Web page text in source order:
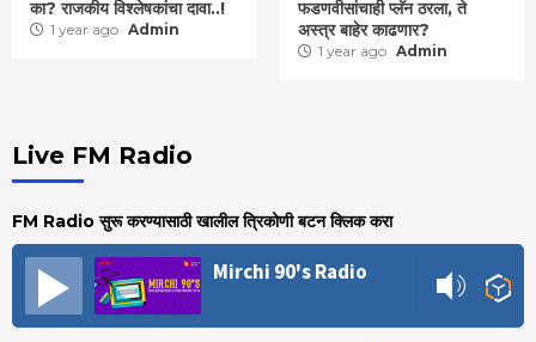
का? राजकीय विश्लेषकांचा दावा..!
1 year ago Admin
फडणवीसांचाही प्लॅन ठरला, ते
अस्त्र बाहेर काढणार?
1 year ago Admin
Live FM Radio
FM Radio सुरू करण्यासाठी खालील त्रिकोणी बटन क्लिक करा
Mirchi 90's Radio